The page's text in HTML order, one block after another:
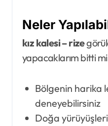
Neler
kız kalesi – rize
yapacaklarım bitti
Bölgenin harika
deneyebilirsiniz
Doğa